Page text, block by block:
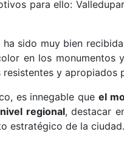
para ello:
sido muy bien
en los
y apropiados
es innegable queel
regional, destacar
estratégico de la ciudad.